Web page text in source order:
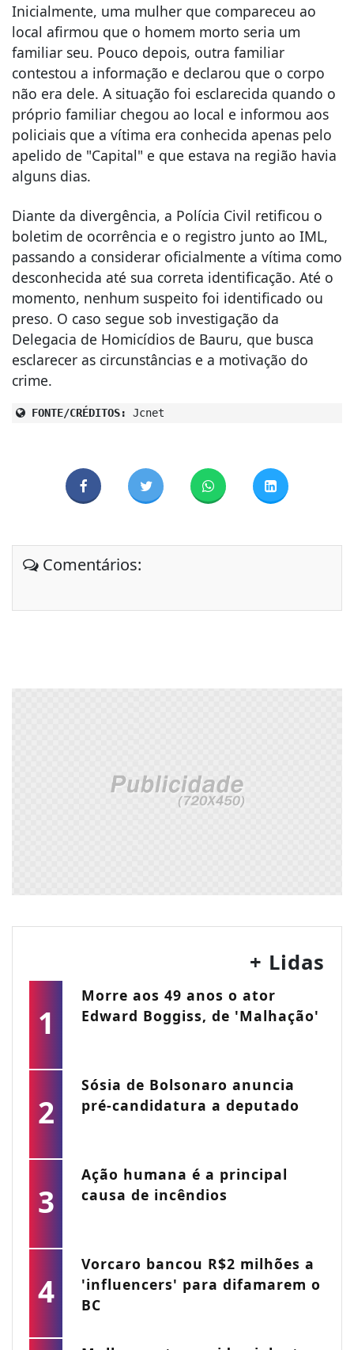
Inicialmente, uma mulher que compareceu ao
local afirmou que o homem morto seria um
familiar seu. Pouco depois, outra familiar
contestou a informação e declarou que o corpo
não era dele. A situação foi esclarecida quando o
próprio familiar chegou ao local e informou aos
policiais que a vítima era conhecida apenas pelo
apelido de "Capital" e que estava na região havia
alguns dias.
Diante da divergência, a Polícia Civil retificou o
boletim de ocorrência e o registro junto ao IML,
passando a considerar oficialmente a vítima como
desconhecida até sua correta identificação. Até o
momento, nenhum suspeito foi identificado ou
preso. O caso segue sob investigação da
Delegacia de Homicídios de Bauru, que busca
esclarecer as circunstâncias e a motivação do
crime.
FONTE/CRÉDITOS: Jcnet
Comentários:
+ Lidas
1
Morre aos 49 anos o ator
Edward Boggiss, de 'Malhação'
2
Sósia de Bolsonaro anuncia
pré-candidatura a deputado
3
Ação humana é a principal
causa de incêndios
4
Vorcaro bancou R$2 milhões a
'influencers' para difamarem o
BC